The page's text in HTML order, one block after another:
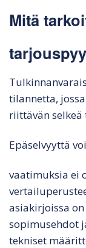
Mitä
tilannetta,
riittävän
Epäselvyyttä
vaatimuksia ei
asiakirjoissa
sopimusehdot
tekniset